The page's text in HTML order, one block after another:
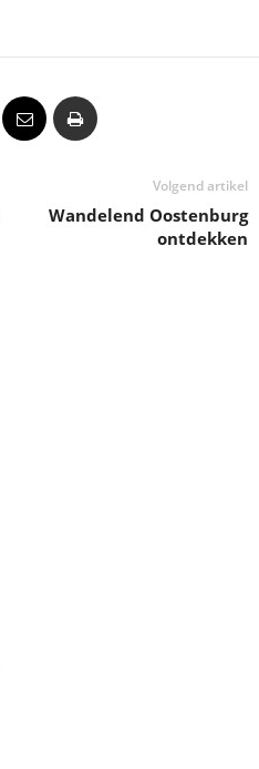
Volgend artikel
Wandelend Oostenburg
ontdekken